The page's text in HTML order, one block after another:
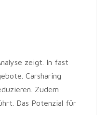
zeigt. In fast
Carsharing
Zudem
Das Potenzial für